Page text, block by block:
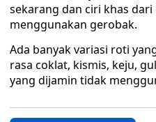
sekarang dan ciri khas
menggunakan gerobak.
Ada banyak variasi roti
rasa coklat, kismis, keju,
yang dijamin tidak